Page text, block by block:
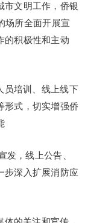
市文明工作，侨银
场所全面开展宣
的积极性和主动
员培训、线上线下
形式，切实增强侨
发，线上公告、
步深入扩展消防应